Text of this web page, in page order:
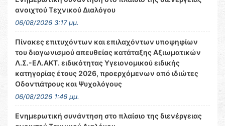
ανοιχτού Τεχνικού Διαλόγου
06/08/2026 3:17 μμ.
Πίνακες επιτυχόντων και επιλαχόντων υποψηφίων
του διαγωνισμού απευθείας κατάταξης Αξιωματικών
Λ.Σ.-ΕΛ.ΑΚΤ. ειδικότητας Υγειονομικού ειδικής
κατηγορίας έτους 2026, προερχόμενων από ιδιώτες
Οδοντιάτρους και Ψυχολόγους
06/08/2026 1:46 μμ.
Ενημερωτική συνάντηση στο πλαίσιο της διενέργειας